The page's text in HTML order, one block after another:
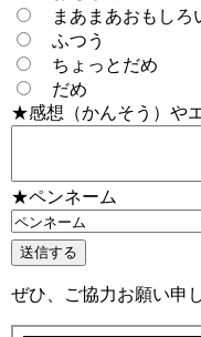
まあまあおもしろ
ふつう
ちょっとだめ
だめ
★感想（かんそう）や
★ペンネーム
ぜひ、ご協力お願い申